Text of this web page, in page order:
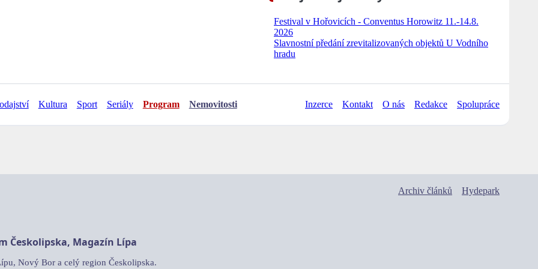
Festival v Hořovicích - Conventus Horowitz 11.-14.8.
2026
Slavnostní předání zrevitalizovaných objektů U Vodního
hradu
Kultura Sport Seriály Program Nemovitosti Inzerce Kontakt O nás Redakce Spolupráce
Archiv článků Hydepark
Českolipska, Magazín Lípa
Nový Bor a celý region Českolipska.